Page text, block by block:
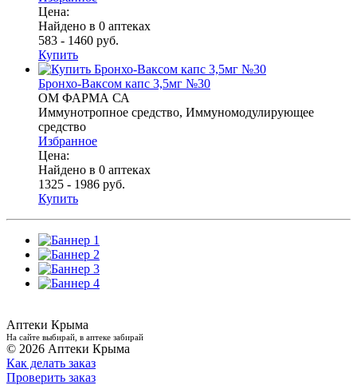
Цена:
Найдено в 0 аптеках
583 - 1460 руб.
Купить
Бронхо-Ваксом капс 3,5мг №30
ОМ ФАРМА СА
Иммунотропное средство, Иммуномодулирующее
средство
Избранное
Цена:
Найдено в 0 аптеках
1325 - 1986 руб.
Купить
Аптеки Крыма
На сайте выбирай, в аптеке забирай
© 2026 Аптеки Крыма
Как делать заказ
Проверить заказ